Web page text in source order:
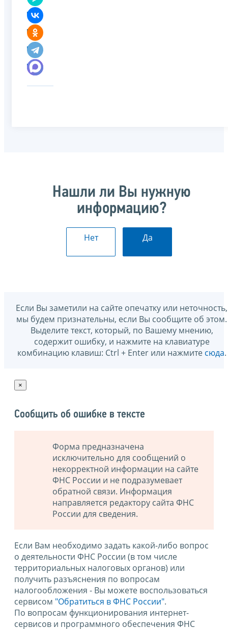
Нашли ли Вы нужную
информацию?
Нет Да
Если Вы заметили на сайте опечатку или неточность,
мы будем признательны, если Вы сообщите об этом.
Выделите текст, который, по Вашему мнению,
содержит ошибку, и нажмите на клавиатуре
комбинацию клавиш: Ctrl + Enter или нажмите сюда.
×
Сообщить об ошибке в тексте
Форма предназначена
исключительно для сообщений о
некорректной информации на сайте
ФНС России и не подразумевает
обратной связи. Информация
направляется редактору сайта ФНС
России для сведения.
Если Вам необходимо задать какой-либо вопрос
о деятельности ФНС России (в том числе
территориальных налоговых органов) или
получить разъяснения по вопросам
налогообложения - Вы можете воспользоваться
сервисом "Обратиться в ФНС России".
По вопросам функционирования интернет-
сервисов и программного обеспечения ФНС